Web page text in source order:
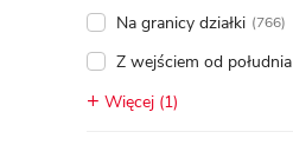
Na granicy działki (766)
Z wejściem od południa
Więcej (1)